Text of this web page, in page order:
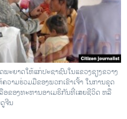
ຍາດໃຫ້ແກ່ປະຊາຊົນໃນແຂວງຊຽງຂວາງ
ວາມຮ່ວມມືຂອງພວກເຂົາເຈົ້າ ໃນການຂຸດ
ອຂອງທະຫານອາເມຣິກັນທີ່ເສຍຊີວິດ ຫລື
ຈີນ